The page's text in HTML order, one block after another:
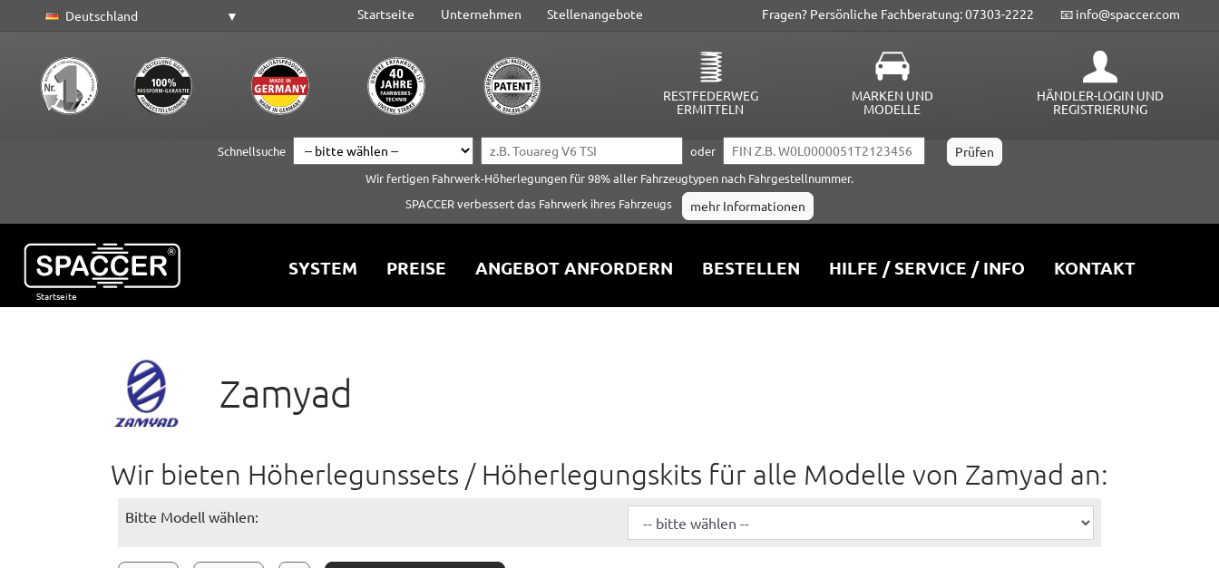
Deutschland Startseite Unternehmen Stellenangebote Fragen? Persönliche Fachberatung: 07303-2222 📧 info@spaccer.com
RESTFEDERWEG
ERMITTELN
MARKEN UND
MODELLE
HÄNDLER-LOGIN UND
REGISTRIERUNG
Schnellsuche
oder
Wir fertigen Fahrwerk-Höherlegungen für 98% aller Fahrzeugtypen nach Fahrgestellnummer.
SPACCER verbessert das Fahrwerk ihres Fahrzeugs
mehr Informationen
Startseite
SYSTEM PREISE ANGEBOT ANFORDERN BESTELLEN HILFE / SERVICE / INFO KONTAKT
Zamyad
Wir bieten Höherlegunssets / Höherlegungskits für alle Modelle von Zamyad an:
Bitte Modell wählen: